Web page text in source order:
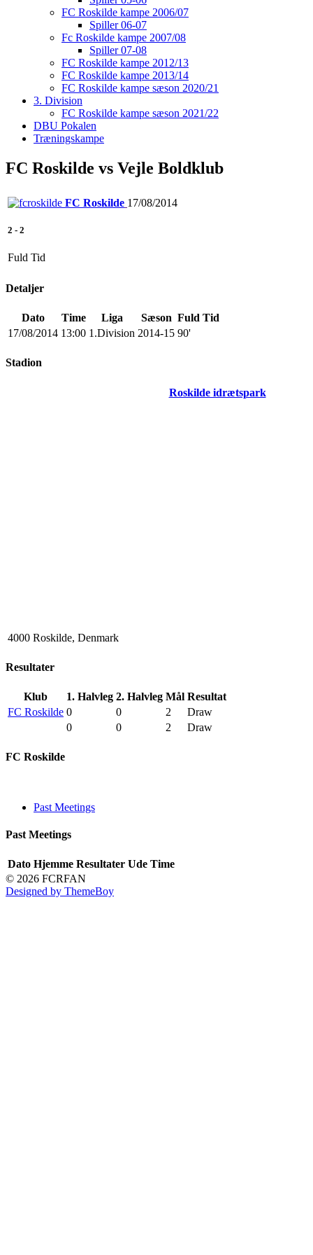
FC Roskilde kampe 2006/07
Spiller 06-07
Fc Roskilde kampe 2007/08
Spiller 07-08
FC Roskilde kampe 2012/13
FC Roskilde kampe 2013/14
FC Roskilde kampe sæson 2020/21
3. Division
FC Roskilde kampe sæson 2021/22
DBU Pokalen
Træningskampe
FC Roskilde vs Vejle Boldklub
FC Roskilde 17/08/2014
2 - 2
Fuld Tid
Detaljer
Dato Time Liga Sæson Fuld Tid
17/08/2014 13:00 1.Division 2014-15 90'
Stadion
Roskilde idrætspark
4000 Roskilde, Denmark
Resultater
Klub 1. Halvleg 2. Halvleg Mål Resultat
FC Roskilde 0 0 2
Draw
0
0 2 Draw
FC Roskilde
Past Meetings
Past Meetings
Dato Hjemme Resultater Ude Time
© 2026 FCRFAN
Designed by ThemeBoy